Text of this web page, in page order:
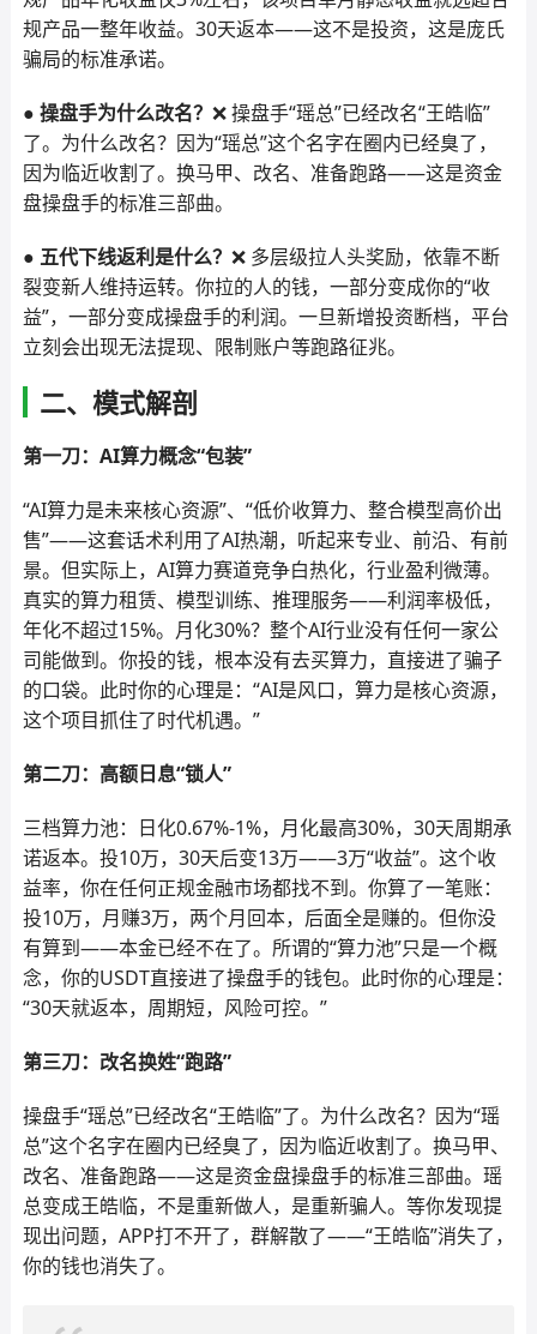
规产品一整年收益。30天返本——这不是投资，这是庞氏
骗局的标准承诺。
● 操盘手为什么改名？ ❌ 操盘手“瑶总”已经改名“王皓临”
了。为什么改名？因为“瑶总”这个名字在圈内已经臭了，
因为临近收割了。换马甲、改名、准备跑路——这是资金
盘操盘手的标准三部曲。
● 五代下线返利是什么？ ❌ 多层级拉人头奖励，依靠不断
裂变新人维持运转。你拉的人的钱，一部分变成你的“收
益”，一部分变成操盘手的利润。一旦新增投资断档，平台
立刻会出现无法提现、限制账户等跑路征兆。
二、模式解剖
第一刀：AI算力概念“包装”
“AI算力是未来核心资源”、“低价收算力、整合模型高价出
售”——这套话术利用了AI热潮，听起来专业、前沿、有前
景。但实际上，AI算力赛道竞争白热化，行业盈利微薄。
真实的算力租赁、模型训练、推理服务——利润率极低，
年化不超过15%。月化30%？整个AI行业没有任何一家公
司能做到。你投的钱，根本没有去买算力，直接进了骗子
的口袋。此时你的心理是：“AI是风口，算力是核心资源，
这个项目抓住了时代机遇。”
第二刀：高额日息“锁人”
三档算力池：日化0.67%-1%，月化最高30%，30天周期承
诺返本。投10万，30天后变13万——3万“收益”。这个收
益率，你在任何正规金融市场都找不到。你算了一笔账：
投10万，月赚3万，两个月回本，后面全是赚的。但你没
有算到——本金已经不在了。所谓的“算力池”只是一个概
念，你的USDT直接进了操盘手的钱包。此时你的心理是：
“30天就返本，周期短，风险可控。”
第三刀：改名换姓“跑路”
操盘手“瑶总”已经改名“王皓临”了。为什么改名？因为“瑶
总”这个名字在圈内已经臭了，因为临近收割了。换马甲、
改名、准备跑路——这是资金盘操盘手的标准三部曲。瑶
总变成王皓临，不是重新做人，是重新骗人。等你发现提
现出问题，APP打不开了，群解散了——“王皓临”消失了，
你的钱也消失了。